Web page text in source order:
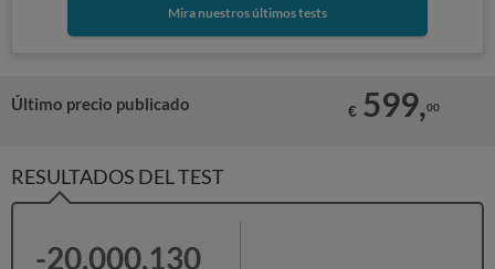
Mira nuestros últimos tests
Último precio publicado € 599,00
RESULTADOS DEL TEST
-20.000.130